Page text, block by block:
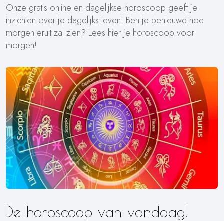
Onze gratis online en dagelijkse horoscoop geeft je
inzichten over je dagelijks leven! Ben je benieuwd hoe
morgen eruit zal zien? Lees hier je horoscoop voor
morgen!
De horoscoop van vandaag!